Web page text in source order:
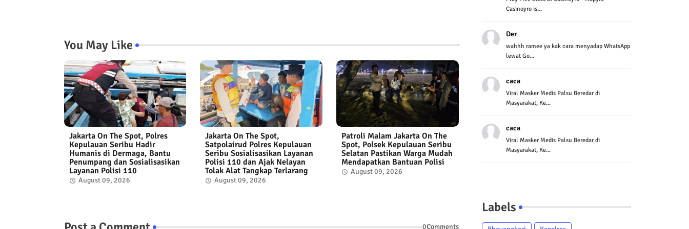
You May Like
Jakarta On The Spot, Polres
Kepulauan Seribu Hadir
Humanis di Dermaga, Bantu
Penumpang dan Sosialisasikan
Layanan Polisi 110
August 09, 2026
Jakarta On The Spot,
Satpolairud Polres Kepulauan
Seribu Sosialisasikan Layanan
Polisi 110 dan Ajak Nelayan
Tolak Alat Tangkap Terlarang
August 09, 2026
Patroli Malam Jakarta On The
Spot, Polsek Kepulauan Seribu
Selatan Pastikan Warga Mudah
Mendapatkan Bantuan Polisi
August 09, 2026
0Comments
Casinoyro is...
Der
wahhh ramee ya kak cara menyadap WhatsApp
lewat Go...
caca
Viral Masker Medis Palsu Beredar di
Masyarakat, Ke...
caca
Viral Masker Medis Palsu Beredar di
Masyarakat, Ke...
Labels